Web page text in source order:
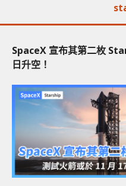
SpaceX 宣布其第二枚
日升空！